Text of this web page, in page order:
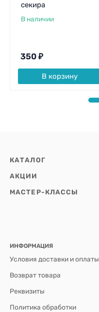
секира
В наличии
350 ₽
В корзину
КАТАЛОГ
АКЦИИ
МАСТЕР-КЛАССЫ
ИНФОРМАЦИЯ
Условия доставки и оплаты
Возврат товара
Реквизиты
Политика обработки